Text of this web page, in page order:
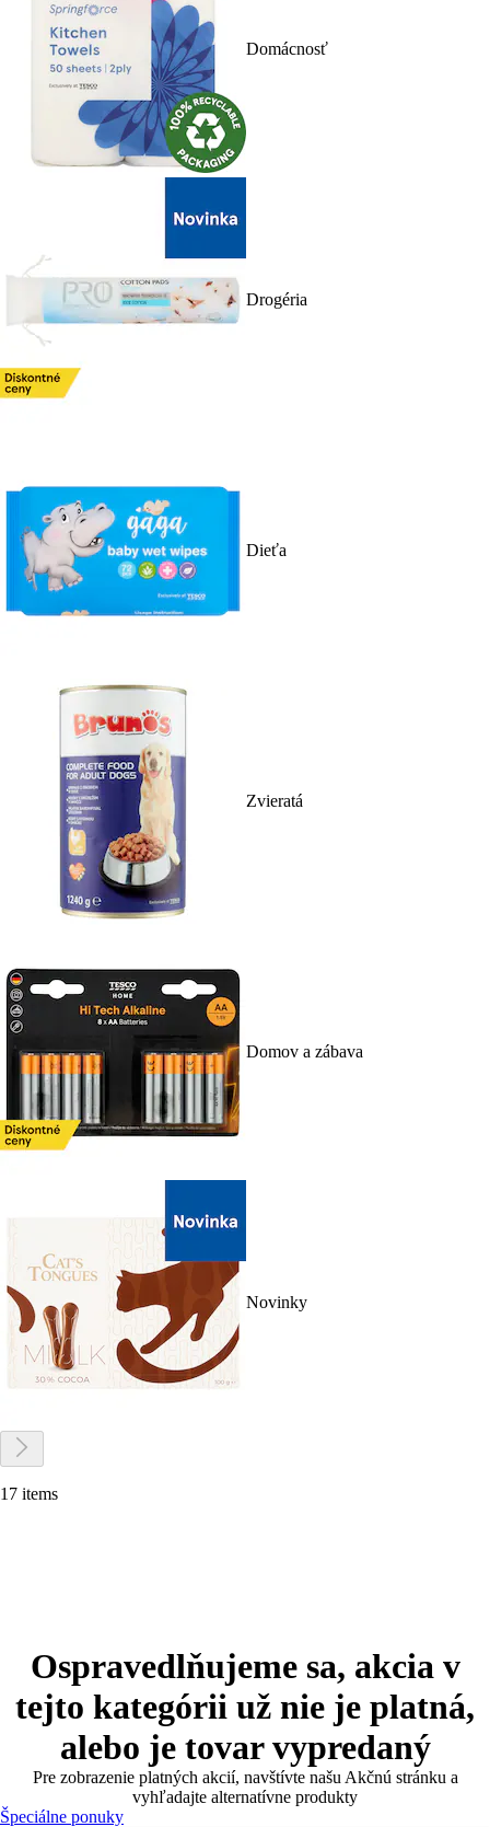
Domácnosť
Drogéria
Dieťa
Zvieratá
Domov a zábava
Novinky
17 items
Ospravedlňujeme sa, akcia v
tejto kategórii už nie je platná,
alebo je tovar vypredaný
Pre zobrazenie platných akcií, navštívte našu Akčnú stránku a
vyhľadajte alternatívne produkty
Špeciálne ponuky